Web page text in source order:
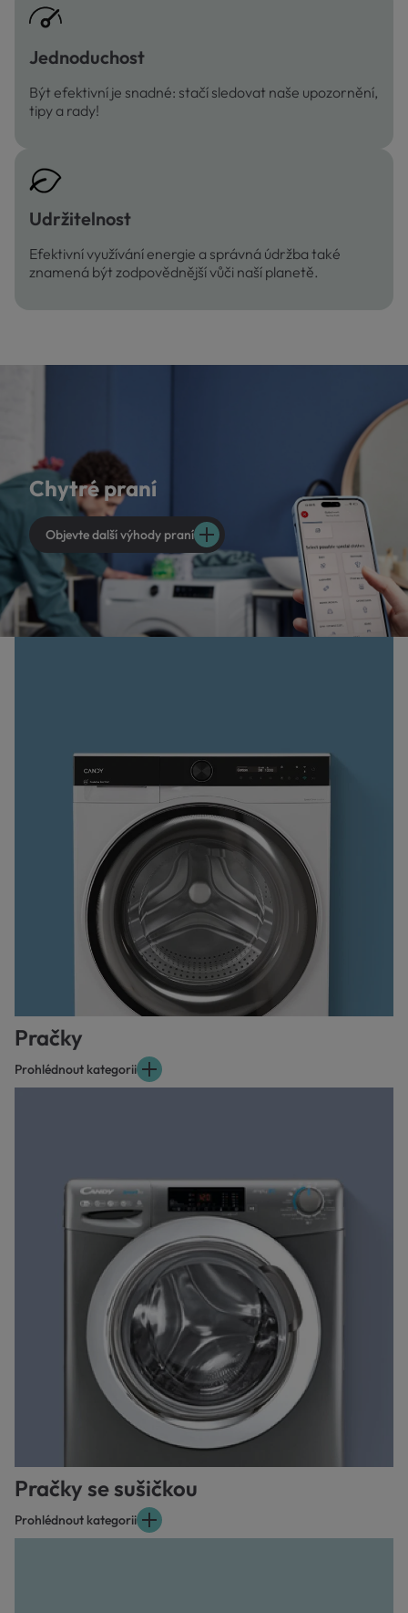
Jednoduchost
Být efektivní je snadné: stačí sledovat naše upozornění,
tipy a rady!
Udržitelnost
Efektivní využívání energie a správná údržba také
znamená být zodpovědnější vůči naší planetě.
Chytré praní
Objevte další výhody praní
Pračky
Prohlédnout kategorii
Pračky se sušičkou
Prohlédnout kategorii